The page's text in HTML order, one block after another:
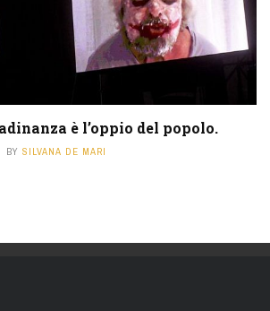
è l’oppio del popolo.
BY SILVANA DE MARI